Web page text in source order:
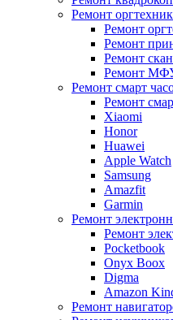
Ремонт
Ремонт
Ремонт
Ремонт
Ремонт
Ремонт смарт
Ремонт
Xiaomi
Honor
Huawei
Apple Watch
Samsung
Amazfit
Garmin
Ремонт
Ремонт
Pocketbook
Onyx Boox
Digma
Amazon
Ремонт